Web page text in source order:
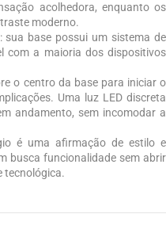
acolhedora, enquanto os
moderno.
sua base possui um sistema de
com a maioria dos dispositivos
o centro da base para iniciar o
Uma luz LED discreta
andamento, sem incomodar a
é uma afirmação de estilo e
busca funcionalidade sem abrir
tecnológica.